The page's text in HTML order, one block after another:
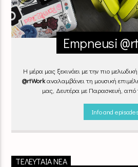
Empneusi
Η μέρα μας ξεκινάει με την πιο
@rtWorkαναλαμβάνει τη μουσική
μας, Δευτέρα με Παρασκευή, από
εναλλάσσονται αρμονικά,
Καθημερινά
Info and
ΤΕΛΕΥΤΑΊΑ ΝΈΑ